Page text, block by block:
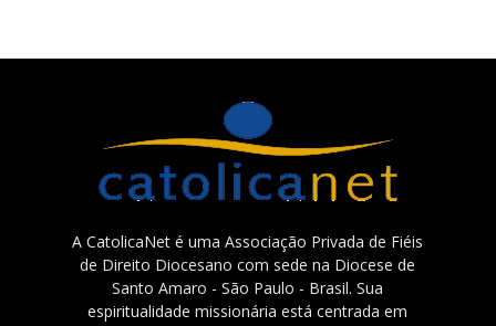
A CatolicaNet é uma Associação Privada de Fiéis
de Direito Diocesano com sede na Diocese de
Santo Amaro - São Paulo - Brasil. Sua
espiritualidade missionária está centrada em